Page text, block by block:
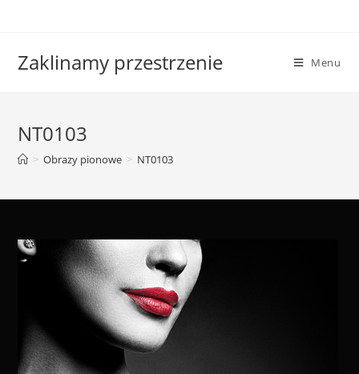
Zaklinamy przestrzenie Menu
NT0103
> Obrazy pionowe > NT0103